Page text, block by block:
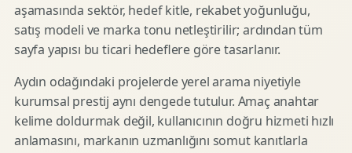
aşamasında sektör, hedef kitle, rekabet yoğunluğu,
satış modeli ve marka tonu netleştirilir; ardından tüm
sayfa yapısı bu ticari hedeflere göre tasarlanır.
Aydın odağındaki projelerde yerel arama niyetiyle
kurumsal prestij aynı dengede tutulur. Amaç anahtar
kelime doldurmak değil, kullanıcının doğru hizmeti hızlı
anlamasını, markanın uzmanlığını somut kanıtlarla